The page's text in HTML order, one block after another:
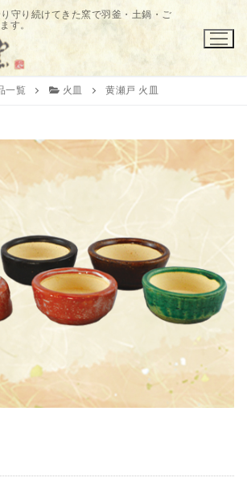
守り続けてきた窯で羽釜・土鍋・ご
す。
一覧 火皿 黄瀬戸 火皿